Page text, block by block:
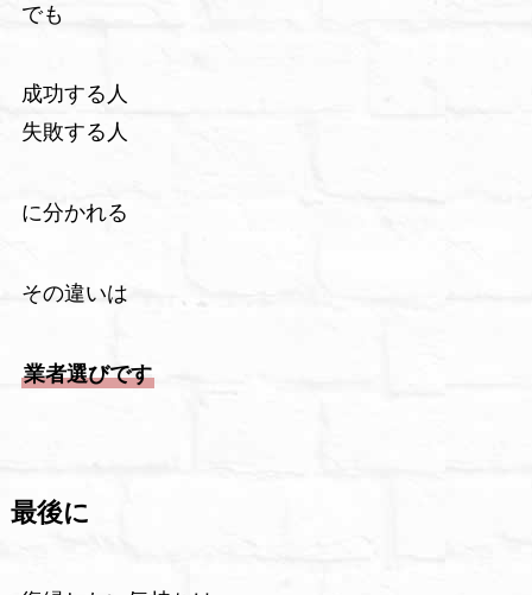
でも
成功する人
失敗する人
に分かれる
その違いは
業者選びです
最後に